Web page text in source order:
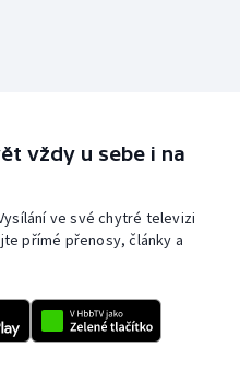
vždy u sebe i na
ve své chytré televizi
přímé přenosy, články a